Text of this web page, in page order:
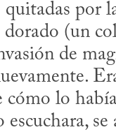
por
dorado (un
de
cómo lo
escuchara, se